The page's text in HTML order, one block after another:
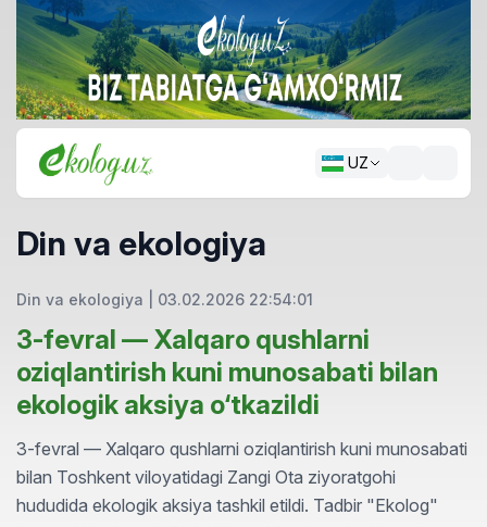
UZ
Din va ekologiya
Din va ekologiya 03.02.2026 22:54:01
3-fevral — Xalqaro qushlarni
oziqlantirish kuni munosabati bilan
ekologik aksiya o‘tkazildi
3-fevral — Xalqaro qushlarni oziqlantirish kuni munosabati
bilan Toshkent viloyatidagi Zangi Ota ziyoratgohi
hududida ekologik aksiya tashkil etildi. Tadbir "Ekolog"